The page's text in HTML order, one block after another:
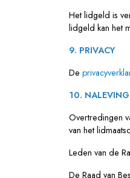
Het lidgeld is
lidgeld kan het
9. PRIVACY
De
10.
Overtredingen
van het
Leden van de
De Raad van